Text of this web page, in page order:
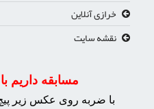
خرازی آنلاین
نقشه سایت
مسابقه داریم
با ضربه روی عکس زیر پیچ